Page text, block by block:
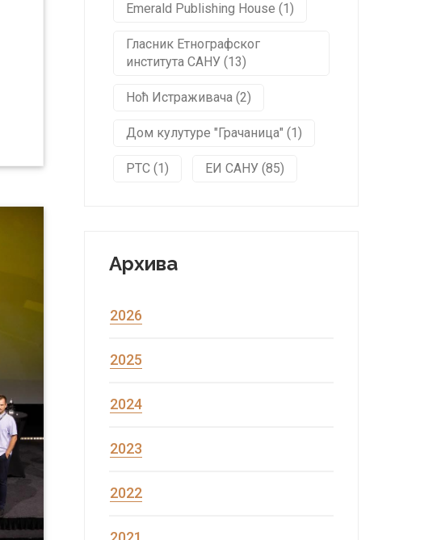
Emerald Publishing House (1)
Гласник Етнографског
института САНУ (13)
Ноћ Истраживача (2)
Дом кулутуре "Грачаница" (1)
РТС (1) ЕИ САНУ (85)
Архива
2026
2025
2024
2023
2022